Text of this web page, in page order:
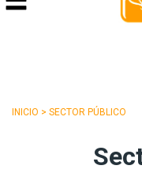
INICIO > SECTOR PÚBLICO